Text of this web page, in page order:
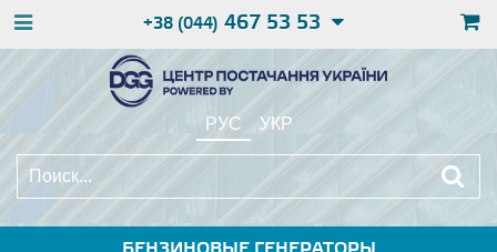
+38 (044) 467 53 53
РУС УКР